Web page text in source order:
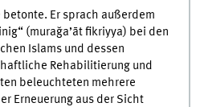
Er sprach außerdem
(murağa’āt fikriyya) bei den
Islams und dessen
Rehabilitierung und
beleuchteten mehrere
Erneuerung aus der Sicht